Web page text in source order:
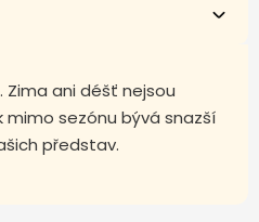
Zima ani déšť nejsou
mimo sezónu bývá snazší
představ.